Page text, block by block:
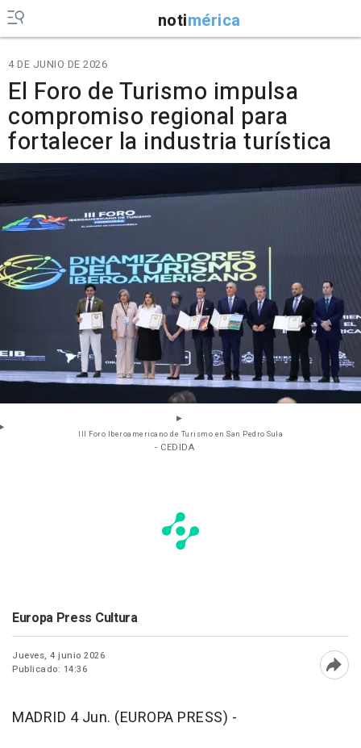
notimérica
4 DE JUNIO DE 2026
El Foro de Turismo impulsa
compromiso regional para
fortalecer la industria turística
III Foro Iberoamericano de Turismo en San Pedro Sula
- CEDIDA
Europa Press Cultura
Jueves, 4 junio 2026
Publicado: 14:36
MADRID 4 Jun. (EUROPA PRESS) -